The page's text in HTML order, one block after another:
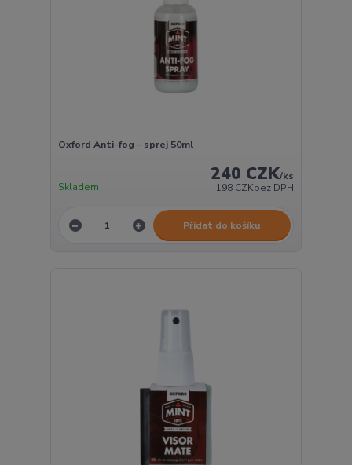
Oxford Anti-fog - sprej 50ml
240 CZK/ks
198 CZKbez DPH
Skladem
Přidat do košíku